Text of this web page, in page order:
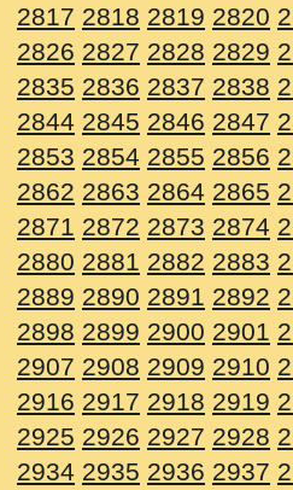
2817 2818 2819 2820
2826 2827 2828 2829
2835 2836 2837 2838
2844 2845 2846 2847
2853 2854 2855 2856
2862 2863 2864 2865
2871 2872 2873 2874
2880 2881 2882 2883
2889 2890 2891 2892
2898 2899 2900 2901
2907 2908 2909 2910
2916 2917 2918 2919
2925 2926 2927 2928
2934 2935 2936 2937